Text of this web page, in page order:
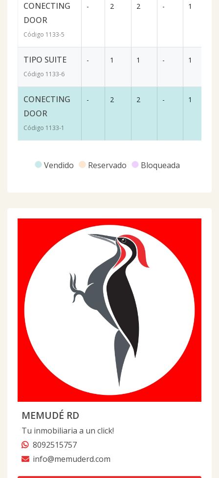
CONECTING
DOOR
Código 1133-5
- 2 2 - 1
TIPO SUITE
Código 1133-6
- 1 1 - 1
CONECTING
DOOR
Código 1133-1
- 2 2 - 1
Vendido Reservado Bloqueada
MEMUDÉ RD
Tu inmobiliaria a un click!
8092515757
info@memuderd.com